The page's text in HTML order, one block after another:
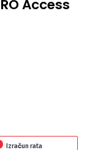
Access
Izračun rata